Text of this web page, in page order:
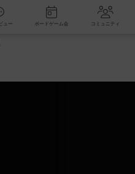
新着レビュー ボードゲーム会